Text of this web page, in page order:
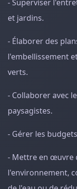
- Superviser
et jardins.
- Élaborer des
l'embellissement
verts.
- Collaborer avec
paysagistes.
- Gérer les
- Mettre en œuvre
l'environnement,